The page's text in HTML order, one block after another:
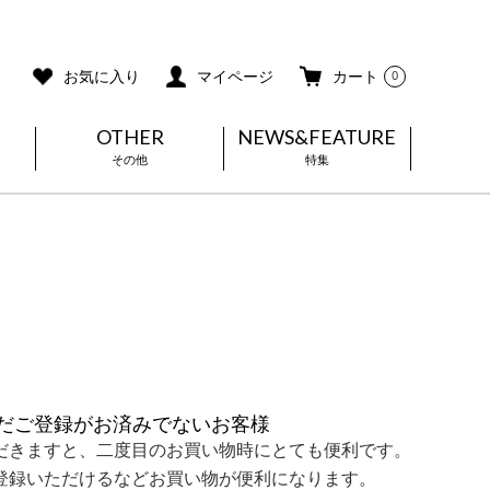
お気に入り マイページ カート 0
OTHER
その他
NEWS&FEATURE
特集
ご登録がお済みでないお客様
ますと、二度目のお買い物時にとても便利です。
いただけるなどお買い物が便利になります。